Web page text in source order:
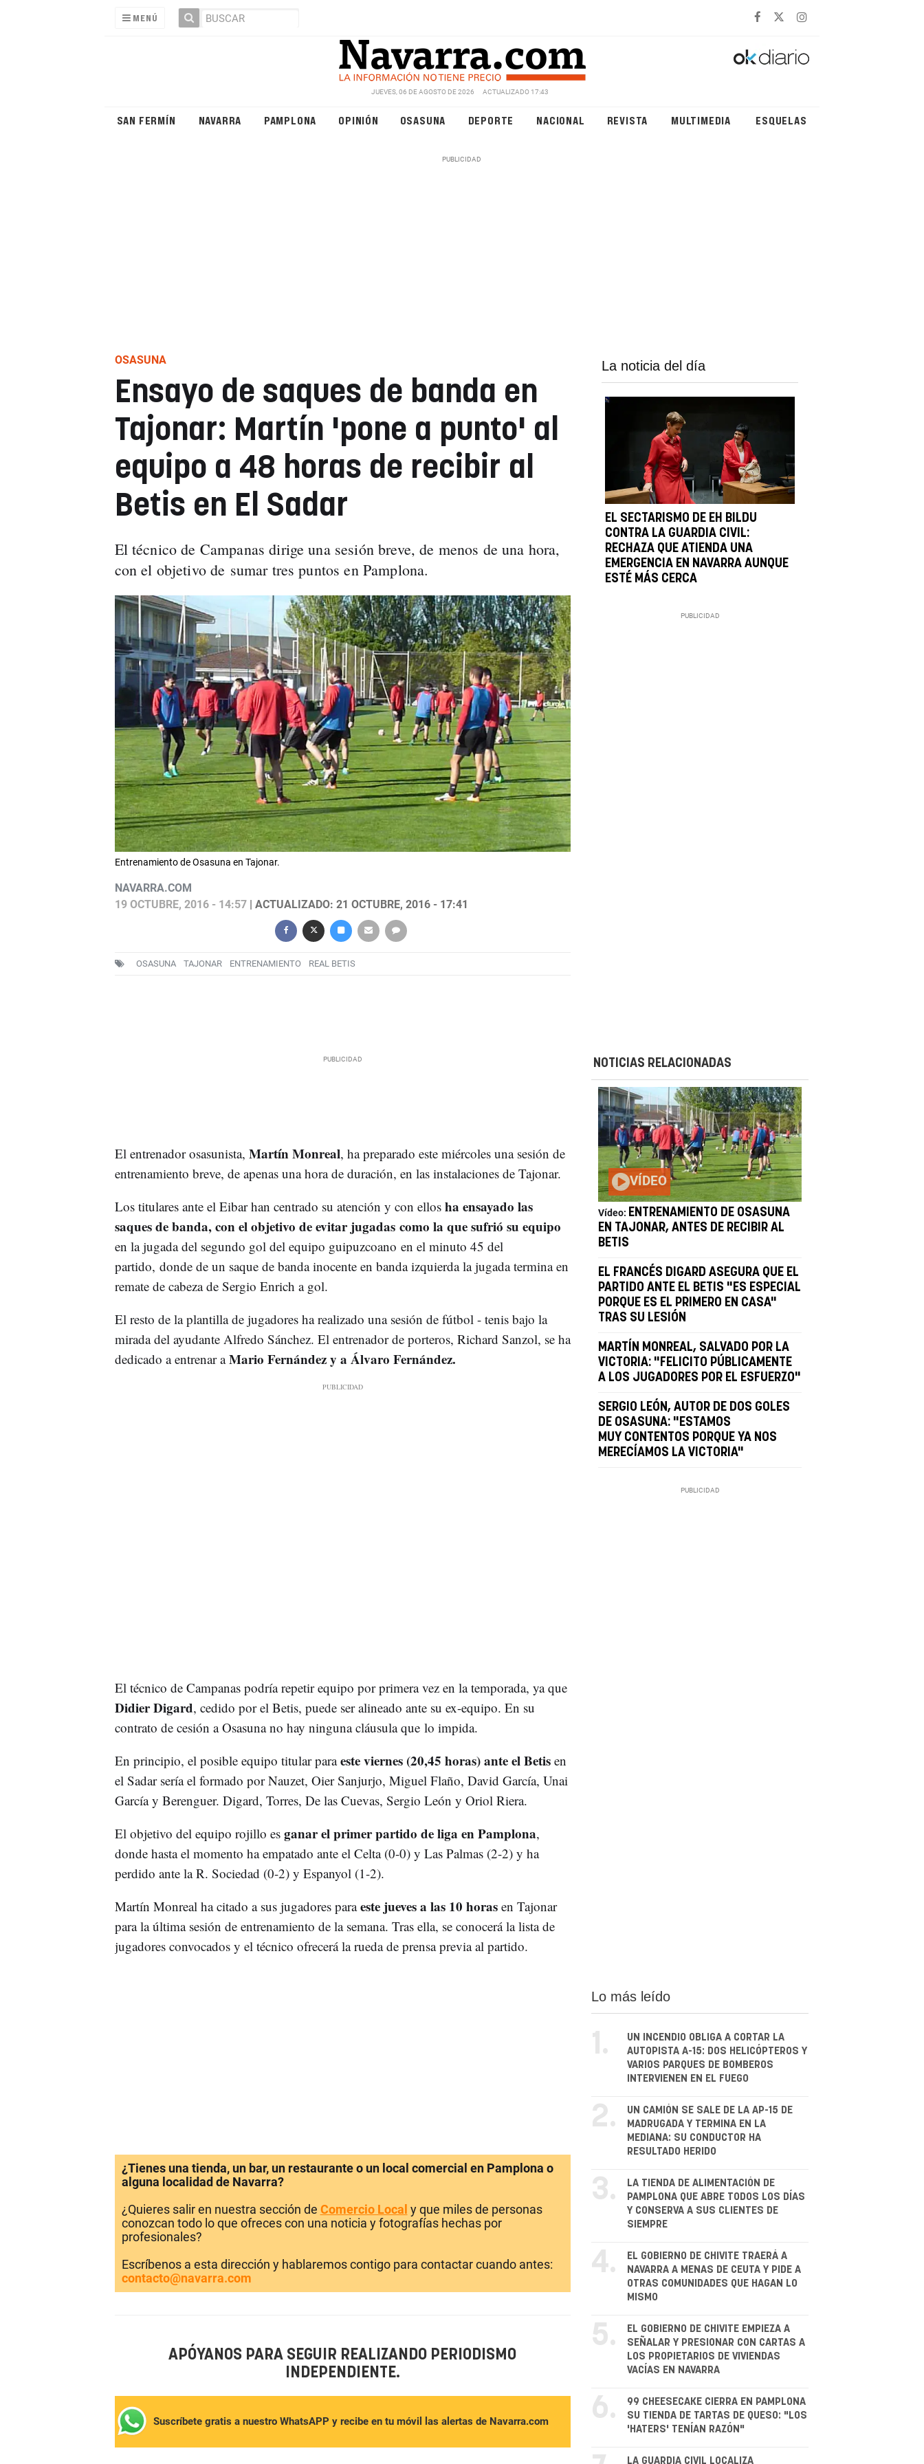
MENÚ
JUEVES, 06 DE AGOSTO DE 2026 ACTUALIZADO 17:43
SAN FERMÍN NAVARRA PAMPLONA OPINIÓN OSASUNA DEPORTE NACIONAL REVISTA MULTIMEDIA ESQUELAS
OSASUNA
Ensayo de saques de banda en
Tajonar: Martín 'pone a punto' al
equipo a 48 horas de recibir al
Betis en El Sadar
El técnico de Campanas dirige una sesión breve, de menos de una hora,
con el objetivo de sumar tres puntos en Pamplona.
Entrenamiento de Osasuna en Tajonar.
NAVARRA.COM
19 OCTUBRE, 2016 - 14:57| ACTUALIZADO: 21 OCTUBRE, 2016 - 17:41
OSASUNA TAJONAR ENTRENAMIENTO REAL BETIS
La noticia del día
EL SECTARISMO DE EH BILDU
CONTRA LA GUARDIA CIVIL:
RECHAZA QUE ATIENDA UNA
EMERGENCIA EN NAVARRA AUNQUE
ESTÉ MÁS CERCA
El entrenador osasunista, Martín Monreal, ha preparado este miércoles una sesión de
entrenamiento breve, de apenas una hora de duración, en las instalaciones de Tajonar.
Los titulares ante el Eibar han centrado su atención y con ellos ha ensayado las
saques de banda, con el objetivo de evitar jugadas como la que sufrió su equipo
en la jugada del segundo gol del equipo guipuzcoano en el minuto 45 del
partido, donde de un saque de banda inocente en banda izquierda la jugada termina en
remate de cabeza de Sergio Enrich a gol.
El resto de la plantilla de jugadores ha realizado una sesión de fútbol - tenis bajo la
mirada del ayudante Alfredo Sánchez. El entrenador de porteros, Richard Sanzol, se ha
dedicado a entrenar aMario Fernández y a Álvaro Fernández.
El técnico de Campanas podría repetir equipo por primera vez en la temporada, ya que
Didier Digard, cedido por el Betis, puede ser alineado ante su ex-equipo. En su
contrato de cesión a Osasuna no hay ninguna cláusula que lo impida.
En principio, el posible equipo titular paraeste viernes (20,45 horas) ante el Betisen
el Sadar sería el formado por Nauzet, Oier Sanjurjo, Miguel Flaño, David García, Unai
García y Berenguer. Digard, Torres, De las Cuevas, Sergio León y Oriol Riera.
El objetivo del equipo rojillo esganar el primer partido de liga en Pamplona,
donde hasta el momento ha empatado ante el Celta (0-0) y Las Palmas (2-2) y ha
perdido ante la R. Sociedad (0-2) y Espanyol (1-2).
Martín Monreal ha citado a sus jugadores paraeste jueves a las 10 horasen Tajonar
para la última sesión de entrenamiento de la semana. Tras ella, se conocerá la lista de
jugadores convocados y el técnico ofrecerá la rueda de prensa previa al partido.
NOTICIAS RELACIONADAS
VÍDEO
Vídeo: ENTRENAMIENTO DE OSASUNA
EN TAJONAR, ANTES DE RECIBIR AL
BETIS
EL FRANCÉS DIGARD ASEGURA QUE EL
PARTIDO ANTE EL BETIS "ES ESPECIAL
PORQUE ES EL PRIMERO EN CASA"
TRAS SU LESIÓN
MARTÍN MONREAL, SALVADO POR LA
VICTORIA: "FELICITO PÚBLICAMENTE
A LOS JUGADORES POR EL ESFUERZO"
SERGIO LEÓN, AUTOR DE DOS GOLES
DE OSASUNA: "ESTAMOS
MUY CONTENTOS PORQUE YA NOS
MERECÍAMOS LA VICTORIA"
¿Tienes una tienda, un bar, un restaurante o un local comercial en Pamplona o
alguna localidad de Navarra?
¿Quieres salir en nuestra sección de Comercio Local y que miles de personas
conozcan todo lo que ofreces con una noticia y fotografías hechas por
profesionales?
Escríbenos a esta dirección y hablaremos contigo para contactar cuando antes:
contacto@navarra.com
APÓYANOS PARA SEGUIR REALIZANDO PERIODISMO
INDEPENDIENTE.
Suscríbete gratis a nuestro WhatsAPP y recibe en tu móvil las alertas de Navarra.com
Lo más leído
1.
UN INCENDIO OBLIGA A CORTAR LA
AUTOPISTA A-15: DOS HELICÓPTEROS Y
VARIOS PARQUES DE BOMBEROS
INTERVIENEN EN EL FUEGO
2.
UN CAMIÓN SE SALE DE LA AP-15 DE
MADRUGADA Y TERMINA EN LA
MEDIANA: SU CONDUCTOR HA
RESULTADO HERIDO
3.
LA TIENDA DE ALIMENTACIÓN DE
PAMPLONA QUE ABRE TODOS LOS DÍAS
Y CONSERVA A SUS CLIENTES DE
SIEMPRE
4.
EL GOBIERNO DE CHIVITE TRAERÁ A
NAVARRA A MENAS DE CEUTA Y PIDE A
OTRAS COMUNIDADES QUE HAGAN LO
MISMO
5.
EL GOBIERNO DE CHIVITE EMPIEZA A
SEÑALAR Y PRESIONAR CON CARTAS A
LOS PROPIETARIOS DE VIVIENDAS
VACÍAS EN NAVARRA
6.
99 CHEESECAKE CIERRA EN PAMPLONA
SU TIENDA DE TARTAS DE QUESO: "LOS
'HATERS' TENÍAN RAZÓN"
LA GUARDIA CIVIL LOCALIZA